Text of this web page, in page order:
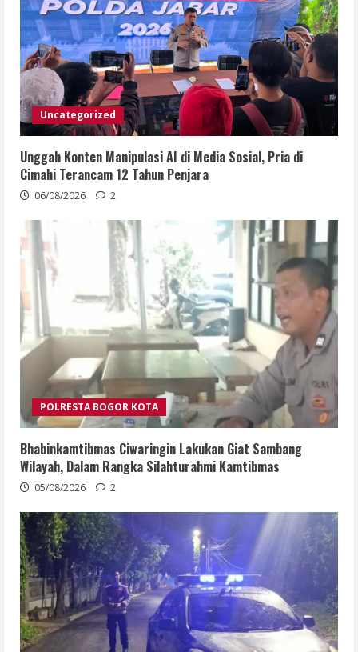
Uncategorized
Unggah Konten Manipulasi AI di Media Sosial, Pria di
Cimahi Terancam 12 Tahun Penjara
06/08/2026 2
POLRESTA BOGOR KOTA
Bhabinkamtibmas Ciwaringin Lakukan Giat Sambang
Wilayah, Dalam Rangka Silahturahmi Kamtibmas
05/08/2026 2